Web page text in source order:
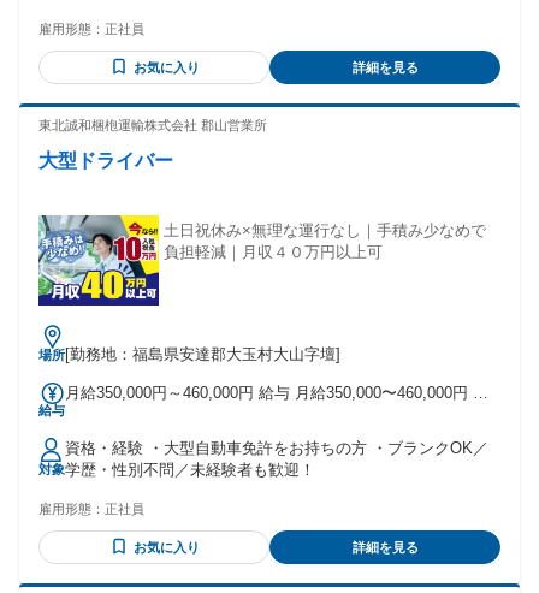
中型免許を活かして働きたい方 ・落ち着いた環境で働きたい
方 ・長く安定して働きたい方 ・無理のないペースで働きたい
輩スタッフの前職は様々。 これまでのあなたのご経験や スキ
雇用形態： 正社員
お気に入り 詳細を見る
東北誠和梱枹運輸株式会社 郡山営業所
大型ドライバー
土日祝休み×無理な運行なし｜手積み少なめで
負担軽減｜月収４０万円以上可
場所[勤務地：福島県安達郡大玉村大山字壇]
給与
月給350,000円～460,000円 給与 月給350,000〜460,000円 以
～500万円程度 ◎賞与年2回 ◎入社お祝い金10万円（2回に分
けて支給）
対象
資格・経験 ・大型自動車免許をお持ちの方 ・ブランクOK／
学歴・性別不問／未経験者も歓迎！
雇用形態： 正社員
お気に入り 詳細を見る